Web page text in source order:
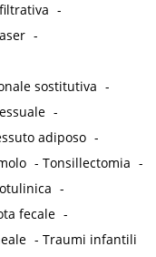
-
-
sostitutiva -
-
adiposo -
-Tonsillectomia -
-
fecale -
-Traumi infantili